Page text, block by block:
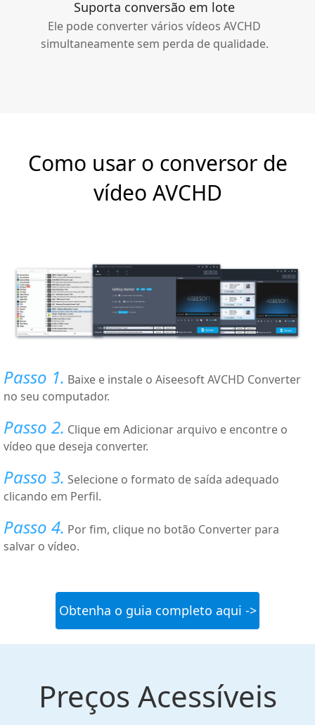
Suporta conversão em lote
Ele pode converter vários vídeos AVCHD
simultaneamente sem perda de qualidade.
Como usar o conversor de
vídeo AVCHD
Passo 1. Baixe e instale o Aiseesoft AVCHD Converter
no seu computador.
Passo 2. Clique em Adicionar arquivo e encontre o
vídeo que deseja converter.
Passo 3. Selecione o formato de saída adequado
clicando em Perfil.
Passo 4. Por fim, clique no botão Converter para
salvar o vídeo.
Obtenha o guia completo aqui ->
Preços Acessíveis